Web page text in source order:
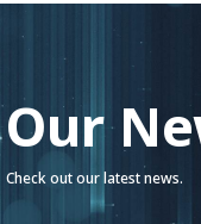
Our
Check out our latest news.